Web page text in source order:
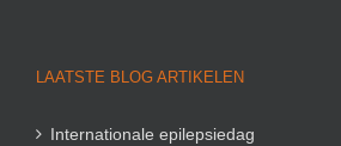
LAATSTE BLOG ARTIKELEN
Internationale epilepsiedag